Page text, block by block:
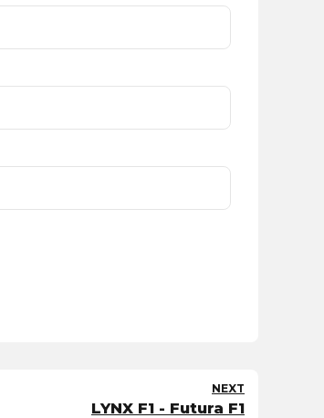
NEXT
LYNX F1 - Futura F1